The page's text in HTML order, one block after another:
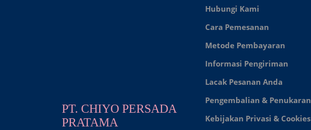
PT. CHIYO PERSADA
PRATAMA
Hubungi Kami
Cara Pemesanan
Metode Pembayaran
Informasi Pengiriman
Lacak Pesanan Anda
Pengembalian & Penukaran
Kebijakan Privasi & Cookies